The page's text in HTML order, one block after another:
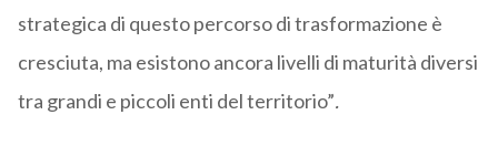
strategica di questo percorso di trasformazione è
cresciuta, ma esistono ancora livelli di maturità diversi
tra grandi e piccoli enti del territorio”.